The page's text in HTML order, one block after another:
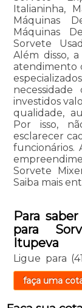
Italianinha,
Máquinas
Máquinas
Sorvete
Além disso,
atendimento
investidos
qualidade,
Por isso,
esclarecer
funcionários.
Sorvete
Saiba mais
Para
para
Itupeva
Ligue para
faça uma